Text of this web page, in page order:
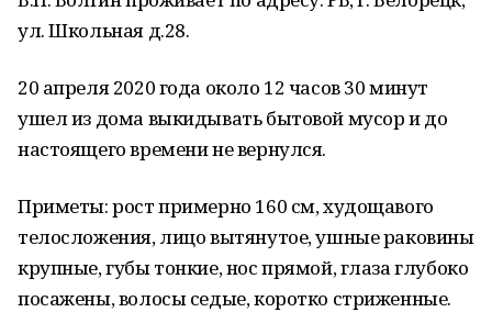
ул. Школьная д.28.
20 апреля 2020 года около 12 часов 30 минут
ушел из дома выкидывать бытовой мусор и до
настоящего времени не вернулся.
Приметы: рост примерно 160 см, худощавого
телосложения, лицо вытянутое, ушные раковины
крупные, губы тонкие, нос прямой, глаза глубоко
посажены, волосы седые, коротко стриженные.